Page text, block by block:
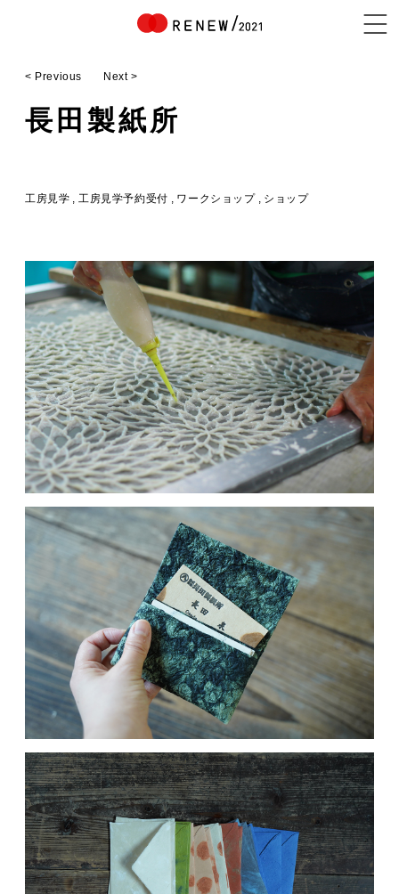
EXHIBITOR
MOVIE
ACCESS / STAY
CONTACT
< Previous Next >
長田製紙所
工房見学 工房見学予約受付 ワークショップ ショップ